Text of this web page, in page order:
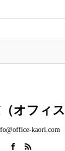
オフィス
kaori.com